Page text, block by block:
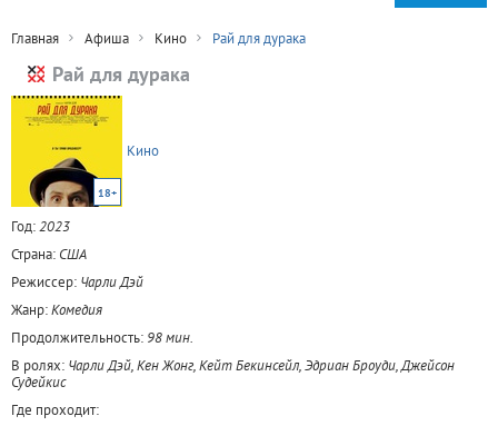
Главная Афиша Кино Рай для дурака
Рай для дурака
18+
Кино
Год:2023
Страна: США
Режиссер: Чарли Дэй
Жанр:Комедия
Продолжительность: 98 мин.
В ролях: Чарли Дэй, Кен Жонг, Кейт Бекинсейл, Эдриан Броуди, Джейсон
Судейкис
Где проходит: